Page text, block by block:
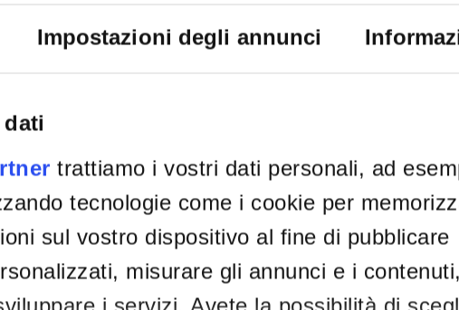
Impostazioni degli annunci
trattiamo i vostri dati personali, ad
tecnologie come i cookie per
sul vostro dispositivo al fine di pubblicare
misurare gli annunci e i contenuti,
i servizi. Avete la possibilità di